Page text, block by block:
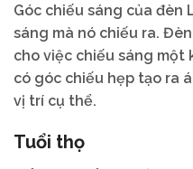
Góc chiếu sáng của đèn
sáng mà nó chiếu ra.
cho việc chiếu sáng một
có góc chiếu hẹp tạo ra
vị trí cụ thể.
Tuổi thọ